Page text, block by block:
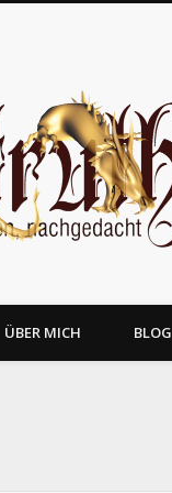
ÜBER MICH BLOG